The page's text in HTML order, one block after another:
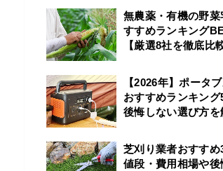
無農薬・有機の野菜
すすめランキング
【厳選8社を徹底比
【2026年】ポータ
おすすめランキン
後悔しない選び方を
芝刈り業者おすす
値段・費用相場や後